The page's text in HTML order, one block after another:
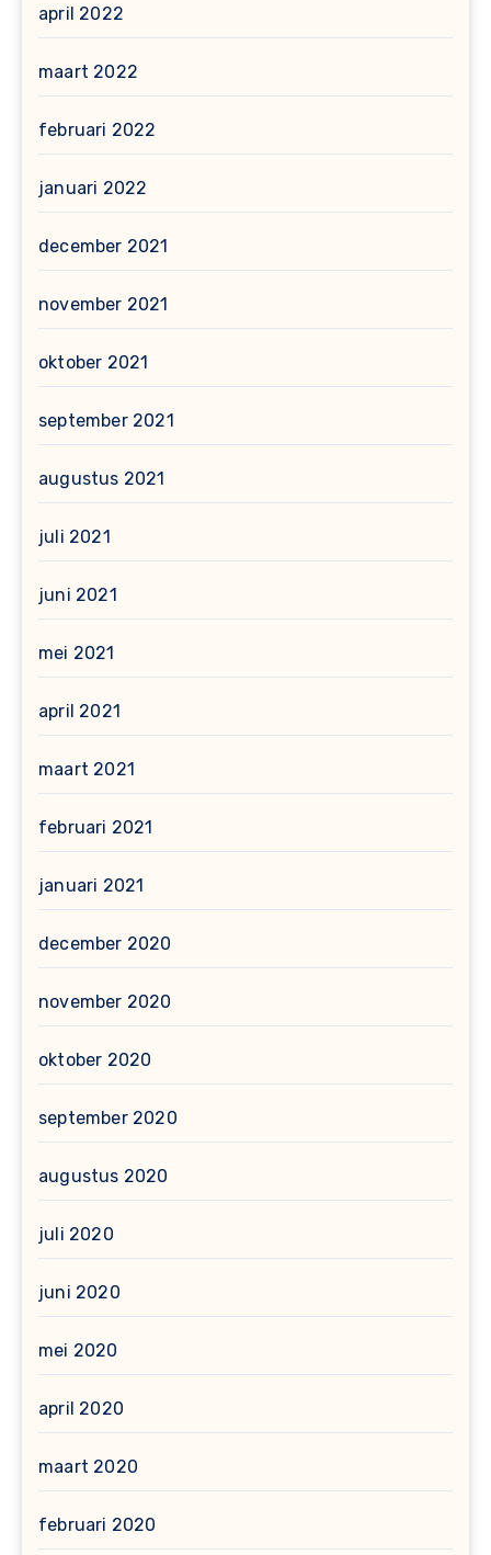
april 2022
maart 2022
februari 2022
januari 2022
december 2021
november 2021
oktober 2021
september 2021
augustus 2021
juli 2021
juni 2021
mei 2021
april 2021
maart 2021
februari 2021
januari 2021
december 2020
november 2020
oktober 2020
september 2020
augustus 2020
juli 2020
juni 2020
mei 2020
april 2020
maart 2020
februari 2020